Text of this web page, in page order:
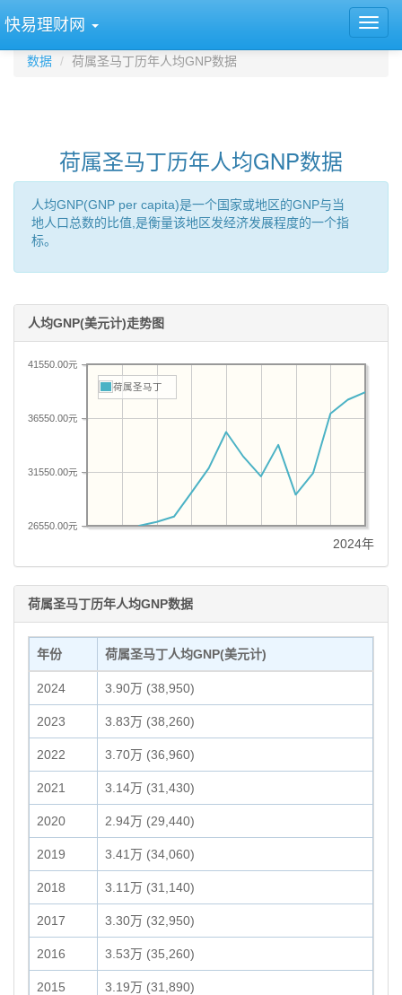
快易理财网
数据 荷属圣马丁历年人均GNP数据
荷属圣马丁历年人均GNP数据
人均GNP(GNP per capita)是一个国家或地区的GNP与当
地人口总数的比值,是衡量该地区发经济发展程度的一个指
标。
人均GNP(美元计)走势图
26550.00元
31550.00元
36550.00元
41550.00元
荷属圣马丁
2024年
荷属圣马丁历年人均GNP数据
年份 荷属圣马丁人均GNP(美元计)
2024 3.90万 (38,950)
2023 3.83万 (38,260)
2022 3.70万 (36,960)
2021 3.14万 (31,430)
2020 2.94万 (29,440)
2019 3.41万 (34,060)
2018 3.11万 (31,140)
2017 3.30万 (32,950)
2016 3.53万 (35,260)
2015 3.19万 (31,890)